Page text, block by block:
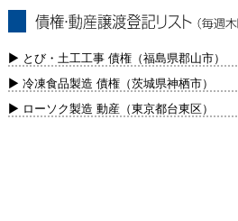
新）
▶ とび・土工工事 債権（福島県郡山市）
▶ 冷凍食品製造 債権（茨城県神栖市）
▶ ローソク製造 動産（東京都台東区）